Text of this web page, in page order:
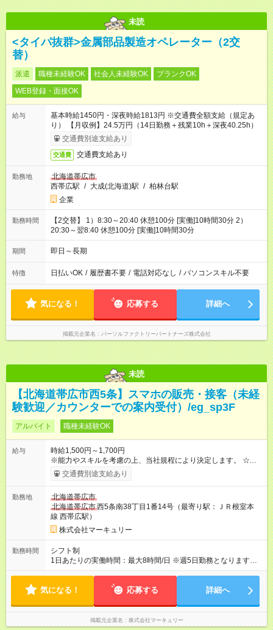
未読
<タイパ抜群>金属部品製造オペレーター（2交
替）
派遣 職種未経験OK 社会人未経験OK
ブランクOK
WEB登録・面接OK
給与
基本時給1450円・深夜時給1813円 ※交通費全額支給（規定あ
り） 【月収例】24.5万円（14日勤務＋残業10h＋深夜40.25h）
交通費別途支給あり
交通費 交通費支給あり
勤務地
北海道帯広市
西帯広駅 / 大成(北海道)駅 / 柏林台駅
企業
勤務時間
【2交替】 1）8:30～20:40 休憩100分 [実働]10時間30分 2）
20:30～翌8:40 休憩100分 [実働]10時間30分
期間 即日～長期
特徴 日払いOK / 履歴書不要 / 電話対応なし / パソコンスキル不要
気になる！ 応募する 詳細へ
掲載元企業名 パーソルファクトリーパートナーズ株式会社
未読
【北海道帯広市西5条】スマホの販売・接客（未経
験歓迎／カウンターでの案内受付）/eg_sp3F
アルバイト 職種未経験OK
給与
時給1,500円～1,700円
※能力やスキルを考慮の上、当社規程により決定します。 ☆月
収例 時給1，500円×実働8時間×週5日＝月収240，000円（月4
週換算） 【試用期間】試用期間あり 試用期間の長さ：3ヶ月 雇
交通費別途支給あり
勤務地
北海道帯広市
北海道帯広市西5条南38丁目1番14号（最寄り駅：ＪＲ根室本
線 西帯広駅）
株式会社マーキュリー
勤務時間
シフト制
1日あたりの実働時間：最大8時間/日 ※週5日勤務となります。
◆残業月平均7.2時間と業界でも少なめ◎ ◆プライベートとの両
気になる！ 応募する 詳細へ
掲載元企業名 株式会社マーキュリー